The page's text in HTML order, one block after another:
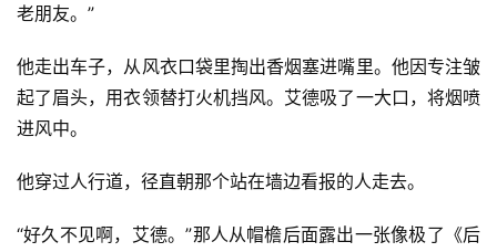
老朋友。”
他走出车子，从风衣口袋里掏出香烟塞进嘴里。他因专注皱
起了眉头，用衣领替打火机挡风。艾德吸了一大口，将烟喷
进风中。
他穿过人行道，径直朝那个站在墙边看报的人走去。
“好久不见啊，艾德。”那人从帽檐后面露出一张像极了《后